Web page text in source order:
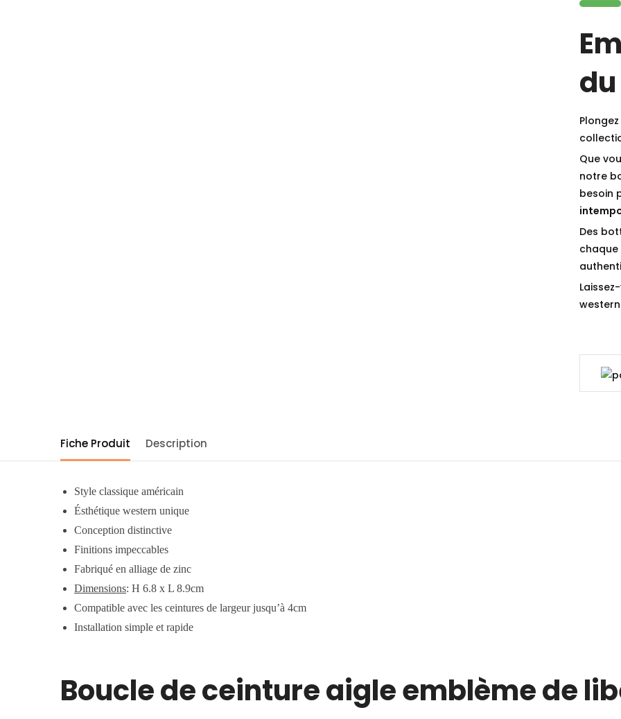
Que
notre
besoin
Des
Fiche Produit Description
Style classique américain
Ésthétique western unique
Conception distinctive
Finitions impeccables
Fabriqué en alliage de zinc
Dimensions: H 6.8 x L 8.9cm
Compatible avec les ceintures de largeur jusqu’à 4cm
Installation simple et rapide
Boucle de ceinture aigle emblème de